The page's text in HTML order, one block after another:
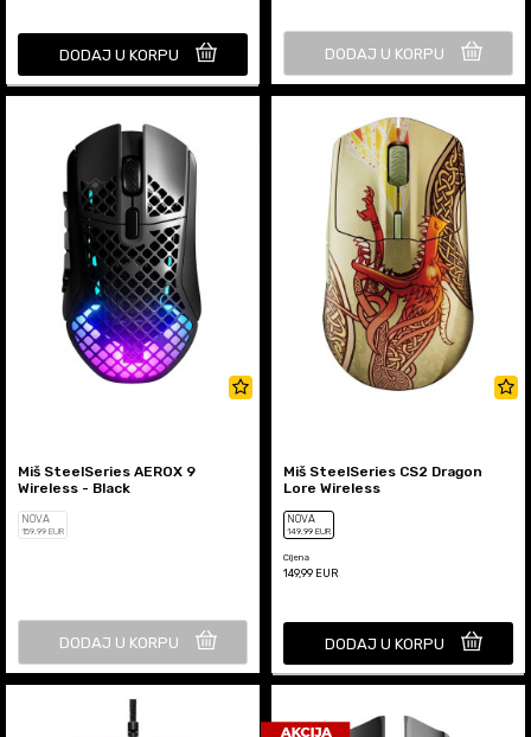
DODAJ U KORPU DODAJ U KORPU
Miš SteelSeries AEROX 9
Wireless - Black
NOVA
159,99 EUR
DODAJ U KORPU
Miš SteelSeries CS2 Dragon
Lore Wireless
NOVA
149,99 EUR
Cijena
149,99 EUR
DODAJ U KORPU